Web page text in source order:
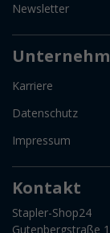
Newsletter
Karriere
Datenschutz
Impressum
Kontakt
Stapler-Shop24
Gutenbergstraße